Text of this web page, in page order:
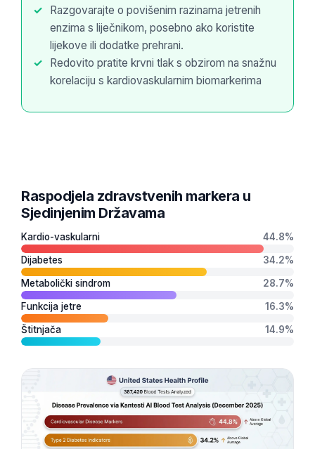
Razgovarajte o povišenim razinama jetrenih
enzima s liječnikom, posebno ako koristite
lijekove ili dodatke prehrani.
Redovito pratite krvni tlak s obzirom na snažnu
korelaciju s kardiovaskularnim biomarkerima
Raspodjela zdravstvenih markera u
Sjedinjenim Državama
Kardio-vaskularni 44.8%
Dijabetes 34.2%
Metabolički sindrom 28.7%
Funkcija jetre 16.3%
Štitnjača 14.9%